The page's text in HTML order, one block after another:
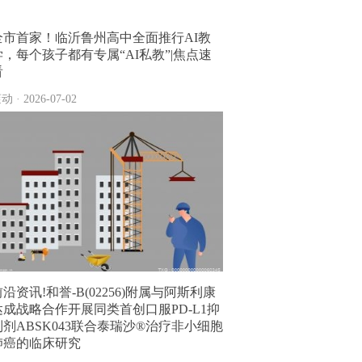
市首家！临沂鲁州高中全面推行AI教
，每个孩子都有专属“AI私教”|焦点速
· 2026-07-02
沿资讯!和誉-B(02256)附属与阿斯利康
成战略合作开展同类首创口服PD-L1抑
剂ABSK043联合泰瑞沙®治疗非小细胞
癌的临床研究